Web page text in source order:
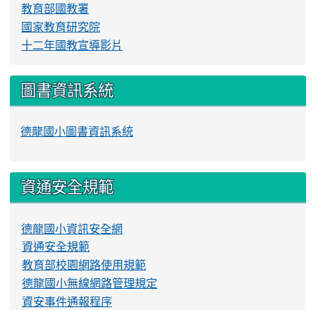
教育部國教署
國家教育研究院
十二年國教宣導影片
圖書資訊系統
德龍國小圖書資訊系統
資通安全規範
德龍國小資訊安全網
資通安全規範
教育部校園網路使用規範
德龍國小無線網路管理規定
資安事件通報程序